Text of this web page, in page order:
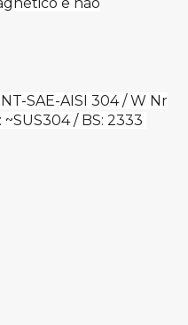
SAE-AISI 304 / W Nr
~SUS304 / BS: 2333